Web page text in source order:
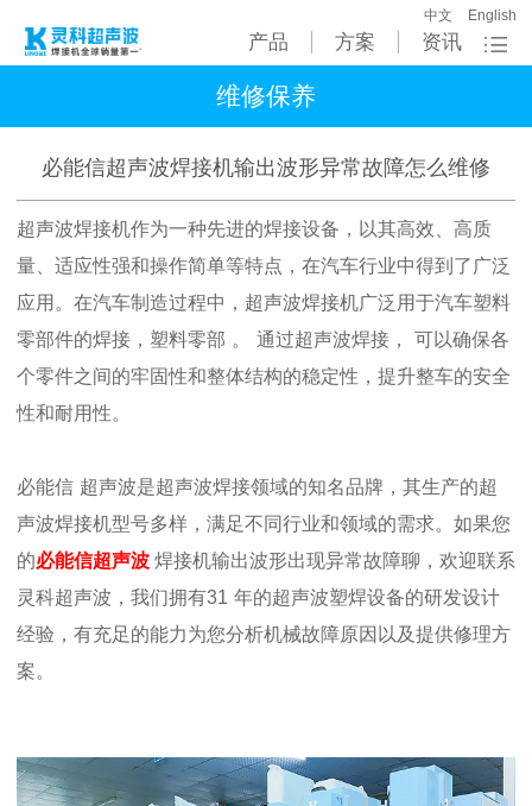
产品 方案 资讯
中文 English
维修保养
必能信超声波焊接机输出波形异常故障怎么维修
超声波焊接机作为一种先进的焊接设备 ，以其高效、高质
量、适应性强和操作简单等特点，在汽车行业中得到了广泛
应用。在汽车制造过程中，超声波焊接机广泛用于汽车塑料
零部件的焊接， 塑料零部 。 通过超声波焊接，
可以确保各
个零件之间的牢固性和整体结构的稳定性，提升整车的安全
性和耐用性。
必能信 超声波是超声波焊接领域的知名品牌，其生产的超
声波焊接机型号多样，满足不同行业和领域的需求。 如果您
的必能信超声波 焊接机输出波形出现异常故障聊， 欢迎联系
灵科超声波，我们拥有31 年的超声波塑焊设备的研发设计
经验，有充足的能力为您分析机械故障原因以及提供修理方
案。